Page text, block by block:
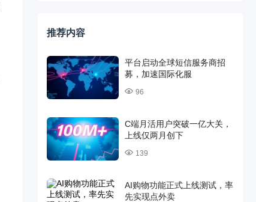
推荐内容
平台启动全球短信服务商招
募，加速国际化服
96
C端月活用户突破一亿大关，
上线仅两月创下
139
AI购物功能正式上线测试，率
先实现点外卖